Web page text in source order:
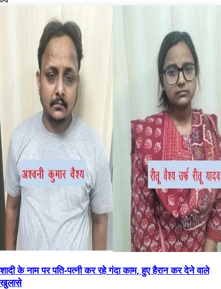
शादी के नाम पर पति-पत्नी कर रहे गंदा काम, हुए हैरान कर देने वाले
खुलासे